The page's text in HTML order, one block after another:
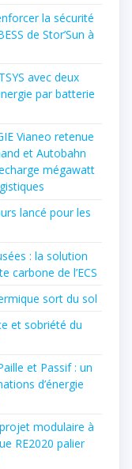
la sécurité
de Stor’Sun à
avec deux
par batterie
Vianeo retenue
et Autobahn
mégawatt
lancé pour les
: la solution
carbone de l’ECS
sort du sol
et sobriété du
et Passif : un
d’énergie
modulaire à
RE2020 palier